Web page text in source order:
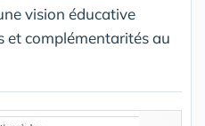
vision éducative
et complémentarités au